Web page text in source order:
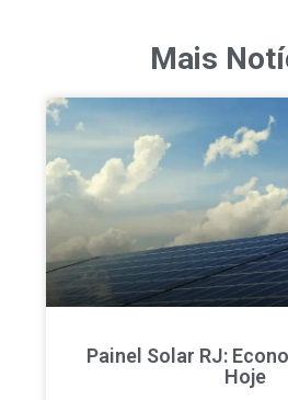
Mais
Painel Solar RJ:
Hoje